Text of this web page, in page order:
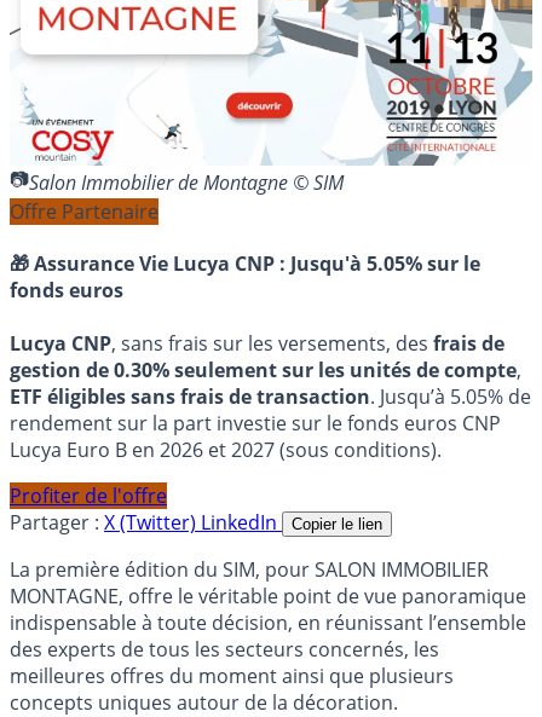
Salon Immobilier de Montagne © SIM
Offre Partenaire
🎁 Assurance Vie Lucya CNP : Jusqu'à 5.05% sur le
fonds euros
Lucya CNP, sans frais sur les versements, des frais de
gestion de 0.30% seulement sur les unités de compte,
ETF éligibles sans frais de transaction. Jusqu’à 5.05% de
rendement sur la part investie sur le fonds euros CNP
Lucya Euro B en 2026 et 2027 (sous conditions).
Profiter de l'offre
Partager : X (Twitter) LinkedIn Copier le lien
La première édition du SIM, pour SALON IMMOBILIER
MONTAGNE, offre le véritable point de vue panoramique
indispensable à toute décision, en réunissant l’ensemble
des experts de tous les secteurs concernés, les
meilleures offres du moment ainsi que plusieurs
concepts uniques autour de la décoration.